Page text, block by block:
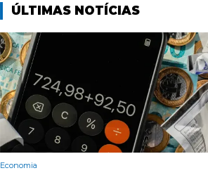
ÚLTIMAS NOTÍCIAS
Economia